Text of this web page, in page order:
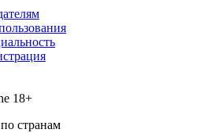
18+
странам